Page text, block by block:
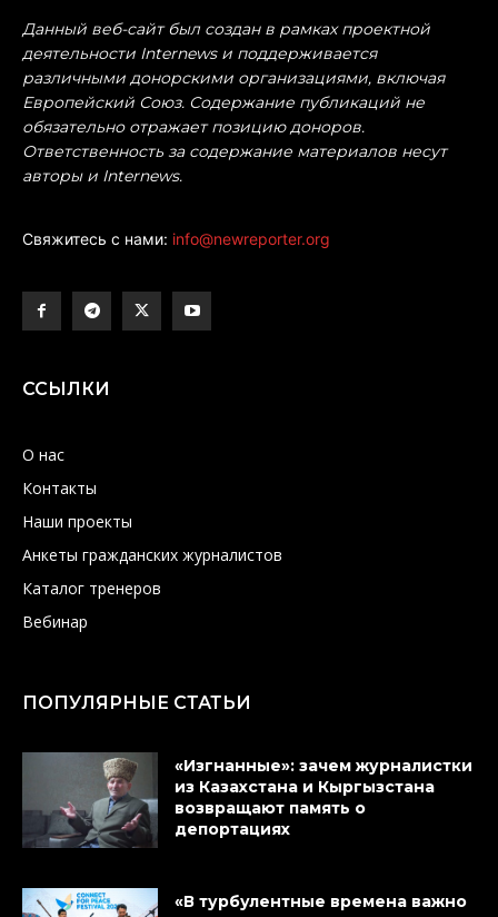
Данный веб-сайт был создан в рамках проектной
деятельности Internews и поддерживается
различными донорскими организациями, включая
Европейский Союз. Содержание публикаций не
обязательно отражает позицию доноров.
Ответственность за содержание материалов несут
авторы и Internews.
Свяжитесь с нами: info@newreporter.org
ССЫЛКИ
О нас
Контакты
Наши проекты
Анкеты гражданских журналистов
Каталог тренеров
Вебинар
ПОПУЛЯРНЫЕ СТАТЬИ
«Изгнанные»: зачем журналистки
из Казахстана и Кыргызстана
возвращают память о
депортациях
«В турбулентные времена важно